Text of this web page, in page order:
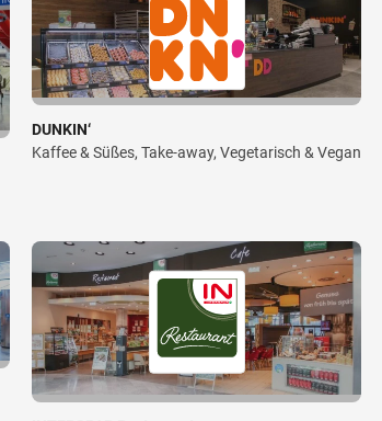
DUNKIN‘
Kaffee & Süßes, Take-away, Vegetarisch & Vegan